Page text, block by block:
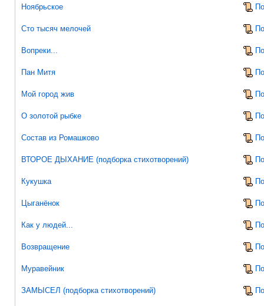
Ноябрьское
Сто тысяч мелочей
Вопреки...
Пан Митя
Мой город жив
О золотой рыбке
Состав из Ромашково
ВТОРОЕ ДЫХАНИЕ (подборка стихотворений)
Кукушка
Цыганёнок
Как у людей...
Возвращение
Муравейник
ЗАМЫСЕЛ (подборка стихотворений)